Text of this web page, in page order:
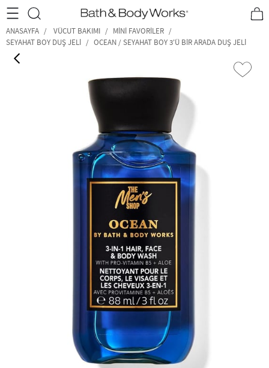
•2200₺ ve Üzeri Kargo Ücretsiz!• *Promosyon Detayları
ANASAYFA VÜCUT BAKIMI
MINI FAVORILER
SEYAHAT BOY DUŞ JELI
OCEAN / SEYAHAT BOY 3'Ü BIR ARADA DUŞ JELI